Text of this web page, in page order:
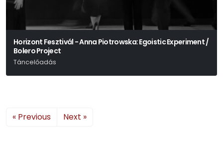
Horizont Fesztivál - Anna Piotrowska: Egoistic Experiment /
Bolero Project
Táncelőadás
« Previous Next »